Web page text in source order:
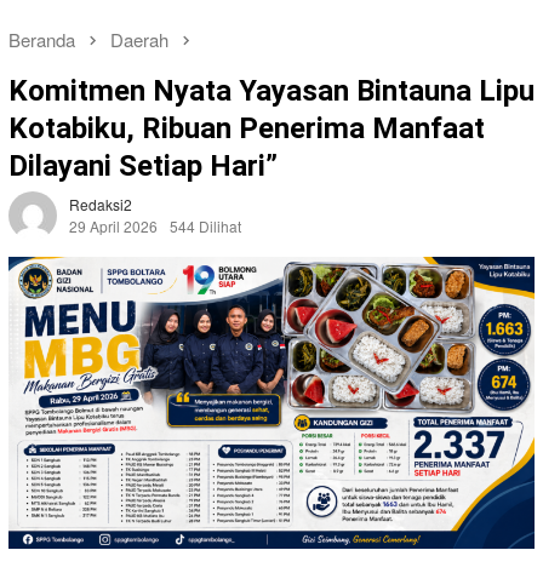
Beranda Daerah
Komitmen Nyata Yayasan Bintauna Lipu
Kotabiku, Ribuan Penerima Manfaat
Dilayani Setiap Hari”
Redaksi2
29 April 2026
544 Dilihat